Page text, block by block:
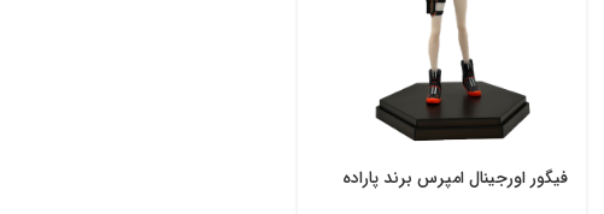
فیگور اورجینال امپرس برند پاراده